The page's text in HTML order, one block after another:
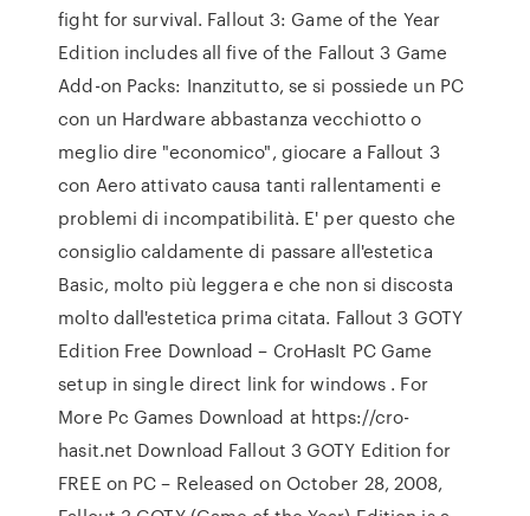
fight for survival. Fallout 3: Game of the Year
Edition includes all five of the Fallout 3 Game
Add-on Packs: Inanzitutto, se si possiede un PC
con un Hardware abbastanza vecchiotto o
meglio dire "economico", giocare a Fallout 3
con Aero attivato causa tanti rallentamenti e
problemi di incompatibilità. E' per questo che
consiglio caldamente di passare all'estetica
Basic, molto più leggera e che non si discosta
molto dall'estetica prima citata. Fallout 3 GOTY
Edition Free Download – CroHasIt PC Game
setup in single direct link for windows . For
More Pc Games Download at https://cro-
hasit.net Download Fallout 3 GOTY Edition for
FREE on PC – Released on October 28, 2008,